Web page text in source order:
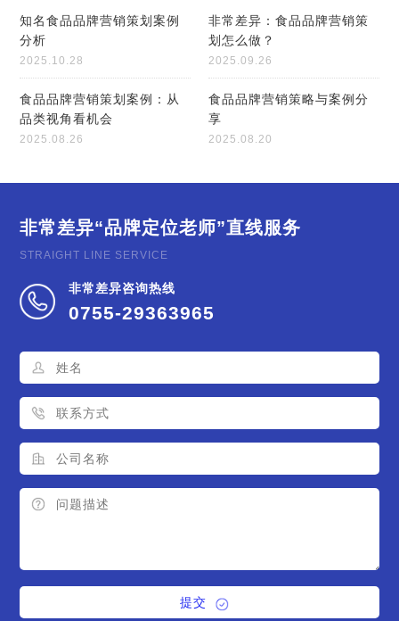
知名食品品牌营销策划案例
分析
2025.10.28
非常差异：食品品牌营销策
划怎么做？
2025.09.26
食品品牌营销策划案例：从
品类视角看机会
2025.08.26
食品品牌营销策略与案例分
享
2025.08.20
非常差异“品牌定位老师”直线服务
STRAIGHT LINE SERVICE
非常差异咨询热线
0755-29363965
提交